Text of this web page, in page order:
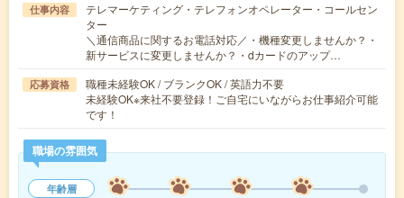
仕事内容
テレマーケティング・テレフォンオペレーター・コールセン
ター
＼通信商品に関するお電話対応／・機種変更しませんか？・
新サービスに変更しませんか？・dカードのアップ…
応募資格
職種未経験OK / ブランクOK / 英語力不要
未経験OK※来社不要登録！ご自宅にいながらお仕事紹介可能
です！
職場の雰囲気
年齢層